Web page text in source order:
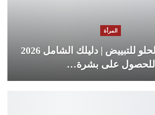
المرأة
زيت اللوز الحلو للتبييض | دليلك الشامل 2026
للحصول على بشرة…